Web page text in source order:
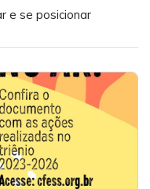
e se posicionar